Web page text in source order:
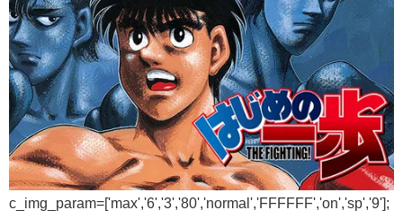
c_img_param=['max','6','3','80','normal','FFFFFF','on','sp','9'];